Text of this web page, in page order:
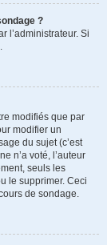
?
l’administrateur. Si
modifiés que par
modifier un
du sujet (c’est
n’a voté, l’auteur
seuls les
le supprimer. Ceci
de sondage.